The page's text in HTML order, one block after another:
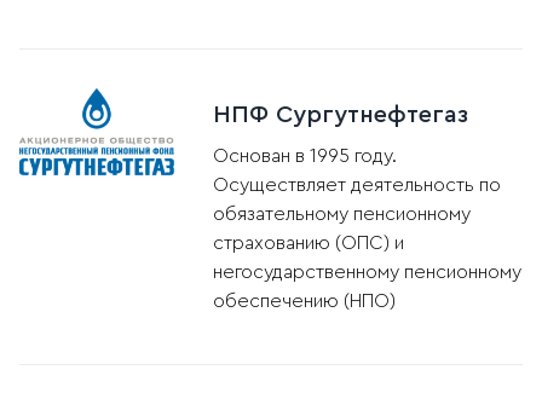
НПФ Сургутнефтегаз
Основан в 1995 году.
Осуществляет деятельность по
обязательному пенсионному
страхованию (ОПС) и
негосударственному пенсионному
обеспечению (НПО)